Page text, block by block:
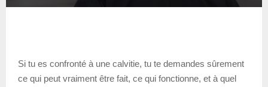
Si tu es confronté à une calvitie, tu te demandes sûrement
ce qui peut vraiment être fait, ce qui fonctionne, et à quel